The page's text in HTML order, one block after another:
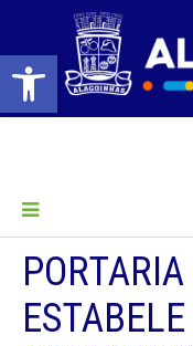
Barra de Ferramentas Aberta